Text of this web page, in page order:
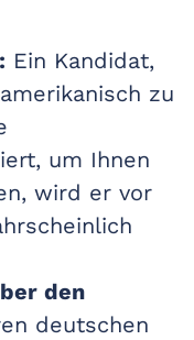
Ein Kandidat,
zu
um Ihnen
wird er vor
den
deutschen